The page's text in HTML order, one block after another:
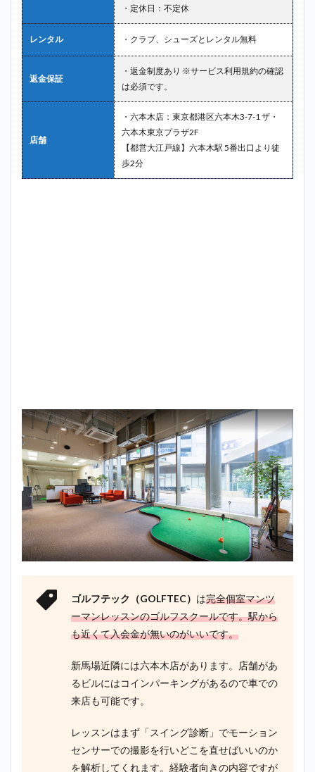
・定休日：不定休
レンタル ・クラブ、シューズとレンタル無料
返金保証
・返金制度あり ※サービス利用規約の確認
は必須です。
店舗
・六本木店：東京都港区六本木3-7-1 ザ・
六本木東京プラザ2F
【都営大江戸線】六本木駅 5番出口より徒
歩2分
ゴルフテック（GOLFTEC） は完全個室マンツ
ーマンレッスンのゴルフスクールです。駅から
も近くて入会金が無いのがいいです。
新馬場近隣には六本木店があります。店舗があ
るビルにはコインパーキングがあるので車での
来店も可能です。
レッスンはまず「スイング診断」でモーション
センサーでの撮影を行いどこを直せばいいのか
を解析してくれます。経験者向きの内容ですが